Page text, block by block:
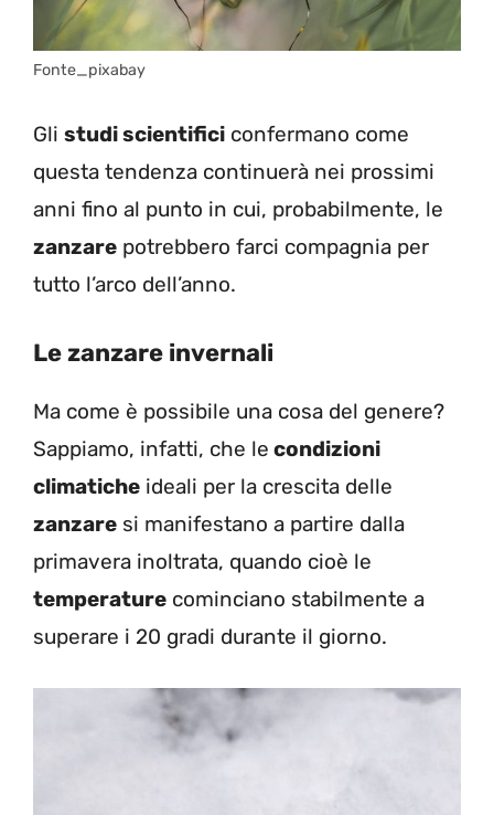
Fonte_pixabay
Gli studi scientifici confermano come
questa tendenza continuerà nei prossimi
anni fino al punto in cui, probabilmente, le
zanzare potrebbero farci compagnia per
tutto l’arco dell’anno.
Le zanzare invernali
Ma come è possibile una cosa del genere?
Sappiamo, infatti, che le condizioni
climatiche ideali per la crescita delle
zanzare si manifestano a partire dalla
primavera inoltrata, quando cioè le
temperature cominciano stabilmente a
superare i 20 gradi durante il giorno.